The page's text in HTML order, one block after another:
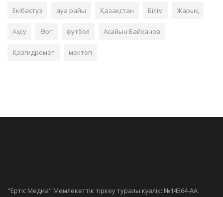
Екібастұз ауа райы Қазақстан Білім Жарық
Ақсу Өрт футбол Асайын Байханов
Қазгидромет мектеп
"Ертiс Медиа" Мемлекеттік тіркеу туралы куәлік: №14564-АА